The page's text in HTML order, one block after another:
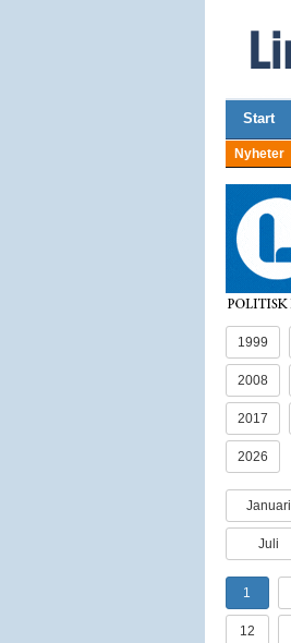
Start
Nyheter
1999
2008
2017
2026
Januari
Juli
1
12